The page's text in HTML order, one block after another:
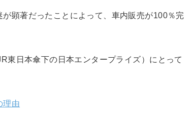
顕著だったことによって、車内販売が100％完
東日本傘下の日本エンタープライズ）にとって
理由